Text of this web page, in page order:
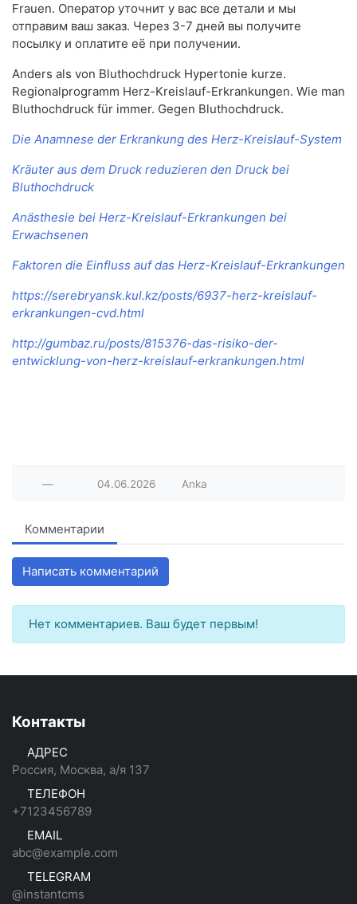
Frauen. Оператор уточнит у вас все детали и мы
отправим ваш заказ. Через 3-7 дней вы получите
посылку и оплатите её при получении.
Anders als von Bluthochdruck Hypertonie kurze.
Regionalprogramm Herz-Kreislauf-Erkrankungen. Wie man
Bluthochdruck für immer. Gegen Bluthochdruck.
Die Anamnese der Erkrankung des Herz-Kreislauf-System
Kräuter aus dem Druck reduzieren den Druck bei
Bluthochdruck
Anästhesie bei Herz-Kreislauf-Erkrankungen bei
Erwachsenen
Faktoren die Einfluss auf das Herz-Kreislauf-Erkrankungen
https://serebryansk.kul.kz/posts/6937-herz-kreislauf-
erkrankungen-cvd.html
http://gumbaz.ru/posts/815376-das-risiko-der-
entwicklung-von-herz-kreislauf-erkrankungen.html
— 04.06.2026 Anka
Комментарии
Написать комментарий
Нет комментариев. Ваш будет первым!
Контакты
АДРЕС
Россия, Москва, а/я 137
ТЕЛЕФОН
+7123456789
EMAIL
abc@example.com
TELEGRAM
@instantcms